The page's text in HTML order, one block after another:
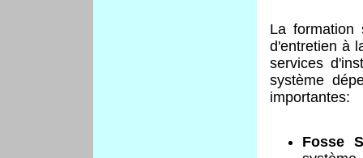
La formation
d'entretien à
services
système
importantes:
Fosse